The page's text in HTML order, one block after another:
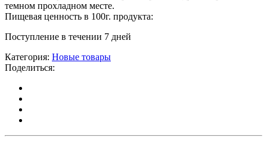
темном прохладном месте.
Пищевая ценность в 100г. продукта:
Поступление в течении 7 дней
Категория: Новые товары
Поделиться: